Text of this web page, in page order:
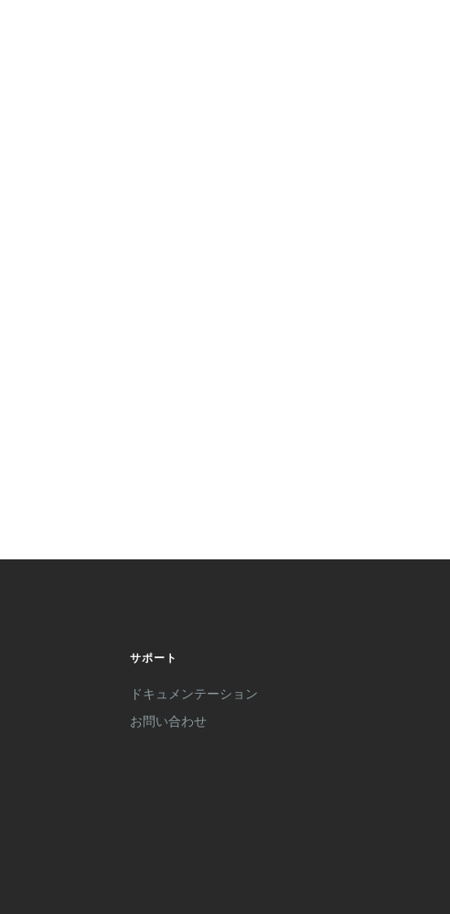
サポート
ドキュメンテーション
お問い合わせ